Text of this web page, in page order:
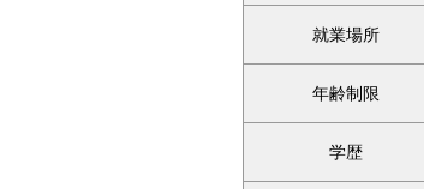
就業場所
年齢制限
学歴